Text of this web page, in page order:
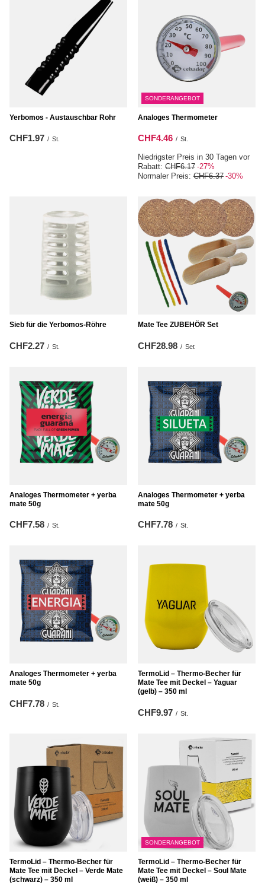
Yerbomos - Austauschbar Rohr
CHF1.97 / St.
SONDERANGEBOT
Analoges Thermometer
CHF4.46 / St.
Niedrigster Preis in 30 Tagen vor
Rabatt: CHF6.17 -27%
Normaler Preis: CHF6.37 -30%
Sieb für die Yerbomos-Röhre
CHF2.27 / St.
Mate Tee ZUBEHÖR Set
CHF28.98 / Set
Analoges Thermometer + yerba
mate 50g
CHF7.58 / St.
Analoges Thermometer + yerba
mate 50g
CHF7.78 / St.
Analoges Thermometer + yerba
mate 50g
CHF7.78 / St.
TermoLid – Thermo‑Becher für
Mate Tee mit Deckel – Yaguar
(gelb) – 350 ml
CHF9.97 / St.
TermoLid – Thermo‑Becher für
Mate Tee mit Deckel – Verde Mate
(schwarz) – 350 ml
SONDERANGEBOT
TermoLid – Thermo‑Becher für
Mate Tee mit Deckel – Soul Mate
(weiß) – 350 ml